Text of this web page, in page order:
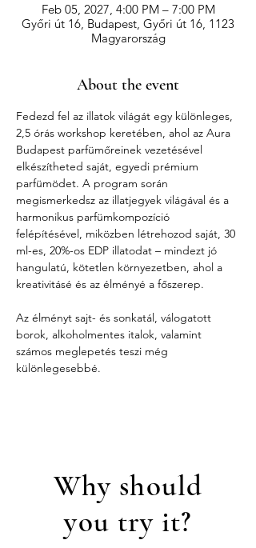
Feb 05, 2027, 4:00 PM – 7:00 PM
Győri út 16, Budapest, Győri út 16, 1123
Magyarország
About the event
Fedezd fel az illatok világát egy különleges,
2,5 órás workshop keretében, ahol az Aura
Budapest parfümőreinek vezetésével
elkészítheted saját, egyedi prémium
parfümödet. A program során
megismerkedsz az illatjegyek világával és a
harmonikus parfümkompozíció
felépítésével, miközben létrehozod saját, 30
ml-es, 20%-os EDP illatodat – mindezt jó
hangulatú, kötetlen környezetben, ahol a
kreativitásé és az élményé a főszerep.
Az élményt sajt- és sonkatál, válogatott
borok, alkoholmentes italok, valamint
számos meglepetés teszi még
különlegesebbé.
Why should
you try it?